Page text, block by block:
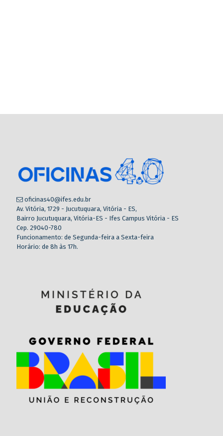
oficinas40@ifes.edu.br
Av. Vitória, 1729 - Jucutuquara, Vitória - ES,
Bairro Jucutuquara, Vitória-ES - Ifes Campus Vitória - ES
Cep. 29040-780
Funcionamento: de Segunda-feira a Sexta-feira
Horário: de 8h às 17h.